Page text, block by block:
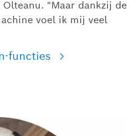
"Maar dankzij de
voel ik mij veel
functies